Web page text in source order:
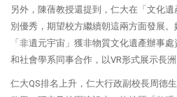
另外，陳蒨教授還提到，仁大在「文化
別優秀，期望校方繼續朝這兩方面發展
「非遺元宇宙」獲非物質文化遺產辦事
和社會學系同事合作，以VR形式展示長洲
仁大QS排名上升，仁大行政副校長周德